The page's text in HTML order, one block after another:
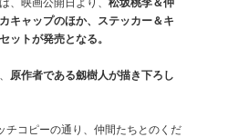
、映画公開日より、 松坂桃李＆仲
キャップのほか、ステッカー＆キ
ットが発売となる。
原作者である劔樹人が描き下ろし
チコピーの通り、仲間たちとのくだ